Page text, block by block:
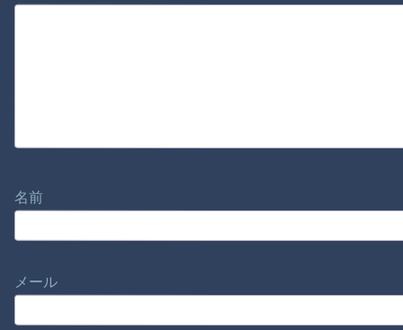
名前
メール